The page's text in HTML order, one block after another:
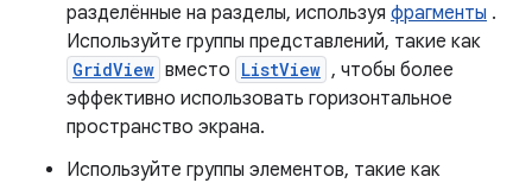
разделённые на разделы, используя фрагменты .
Используйте группы представлений, такие как
GridView вместо ListView , чтобы более
эффективно использовать горизонтальное
пространство экрана.
Используйте группы элементов, такие как